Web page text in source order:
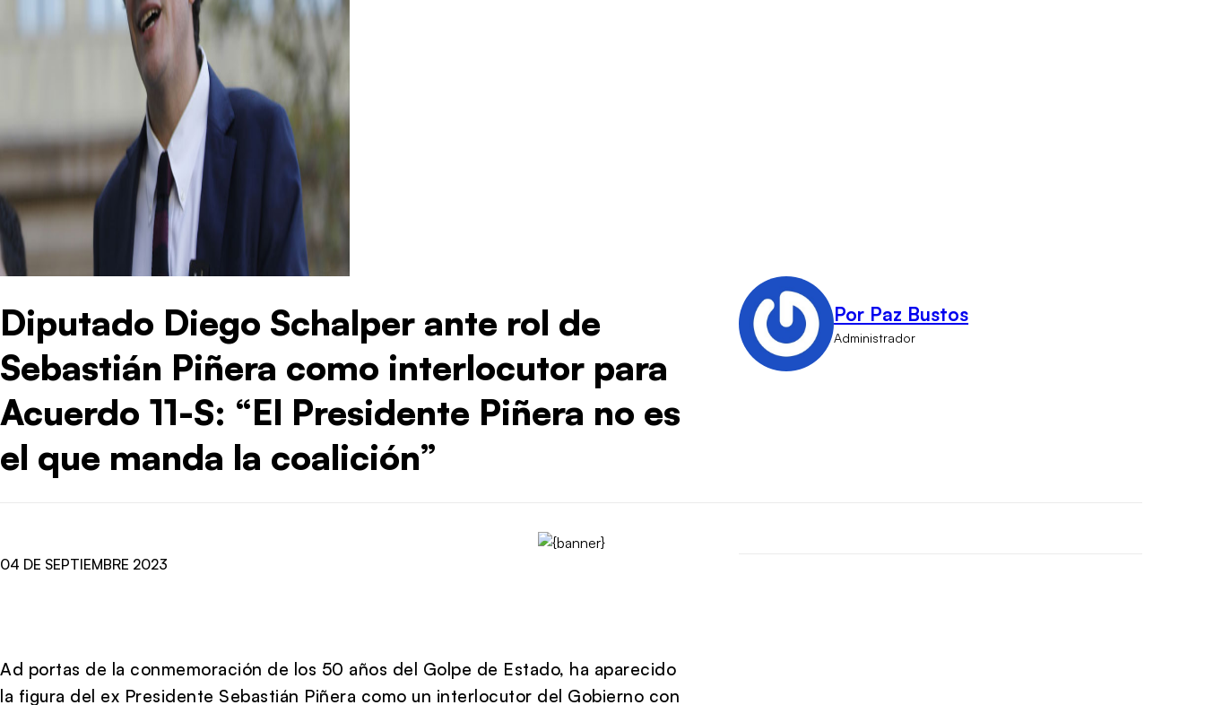
Diputado Diego Schalper ante rol de
Sebastián Piñera como interlocutor para
Acuerdo 11-S: “El Presidente Piñera no es
el que manda la coalición”
Por Paz Bustos
Administrador
04 DE SEPTIEMBRE 2023
Ad portas de la conmemoración de los 50 años del Golpe de Estado, ha aparecido
la figura del ex Presidente Sebastián Piñera como un interlocutor del Gobierno con